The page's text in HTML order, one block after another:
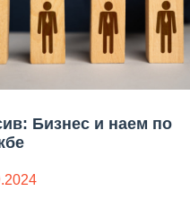
Бизнес и наем по